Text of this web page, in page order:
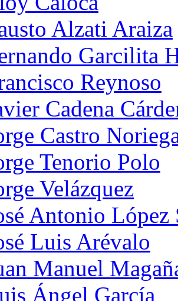
Alzati Araiza
Garcilita
Reynoso
Cadena
Castro
Tenorio Polo
Velázquez
Antonio López
Luis Arévalo
Manuel
Ángel García